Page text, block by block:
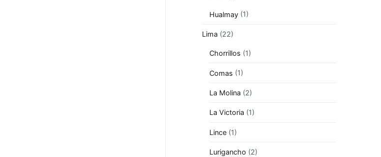
Hualmay(1)
Lima (22)
Chorrillos (1)
Comas (1)
La Molina (2)
La Victoria (1)
Lince(1)
Lurigancho (2)